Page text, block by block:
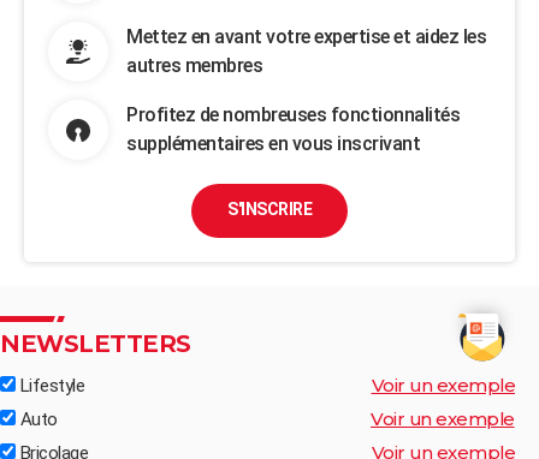
Mettez en avant votre expertise et aidez les
autres membres
Profitez de nombreuses fonctionnalités
supplémentaires en vous inscrivant
S'INSCRIRE
NEWSLETTERS
Lifestyle Voir un exemple
Auto Voir un exemple
Bricolage Voir un exemple